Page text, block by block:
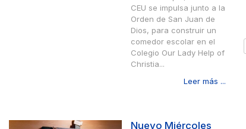
CEU se impulsa junto a la
Orden de San Juan de
Dios, para construir un
comedor escolar en el
Colegio Our Lady Help of
Christia...
Leer más ...
Nuevo Miércoles